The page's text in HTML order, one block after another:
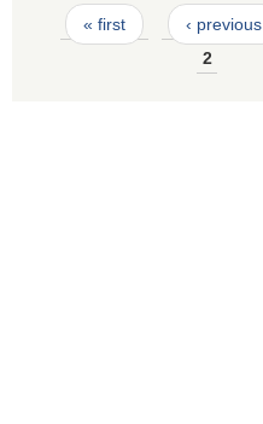
Pages
« first ‹ previous
2